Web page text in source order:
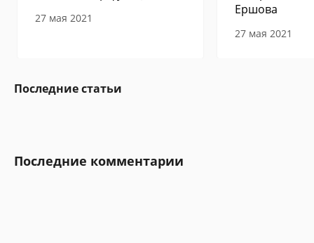
27 мая 2021
Ершова
27 мая 2021
Последние статьи
Последние комментарии